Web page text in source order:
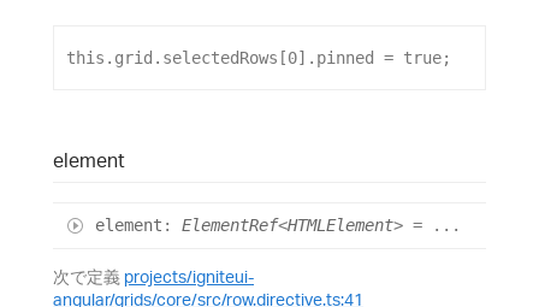
this . grid . selectedRows [0]. pinned = true;
element
element : ElementRef<HTMLElement> = ...
次で定義 projects/igniteui-
angular/grids/core/src/row.directive.ts:41